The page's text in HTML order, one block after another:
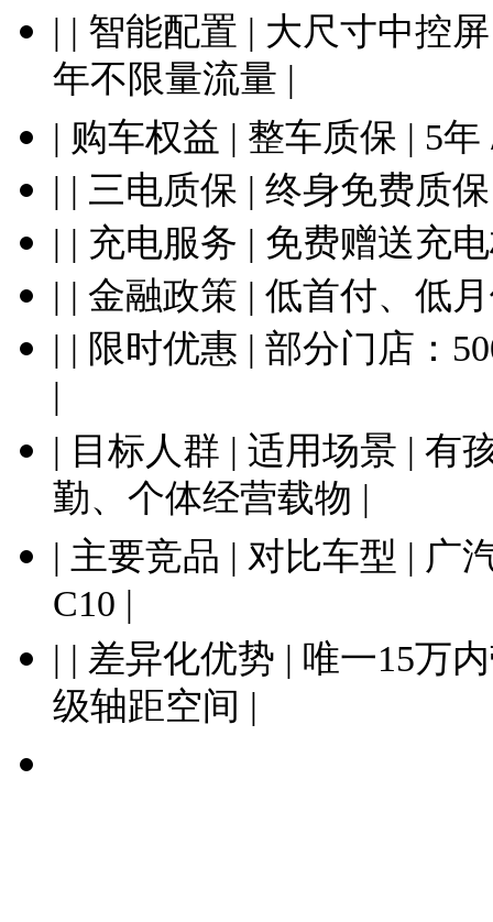
| | 智能配置 | 大尺寸中控
年不限量流量 |
| 购车权益 | 整车质保 | 5年
| | 三电质保 | 终身免费质
| | 充电服务 | 免费赠送充
| | 金融政策 | 低首付、低
| | 限时优惠 | 部分门店：
| 目标人群 | 适用场景 | 有
勤、个体经营载物 |
| 主要竞品 | 对比车型 | 广
C10 |
| | 差异化优势 | 唯一15万
级轴距空间 |